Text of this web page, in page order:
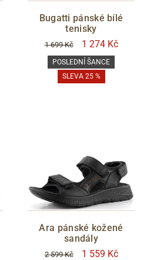
Bugatti pánské bílé
tenisky
1 699 Kč 1 274 Kč
POSLEDNÍ ŠANCE
SLEVA 25 %
Ara pánské kožené
sandály
2 599 Kč 1 559 Kč